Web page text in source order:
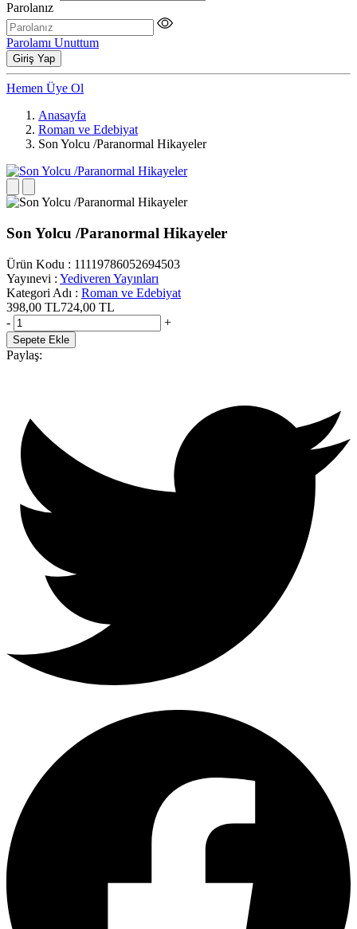
Parolanız
Parolamı Unuttum
Giriş Yap
Hemen Üye Ol
Anasayfa
Roman ve Edebiyat
Son Yolcu /Paranormal Hikayeler
Son Yolcu /Paranormal Hikayeler
Ürün Kodu : 11119786052694503
Yayınevi : Yediveren Yayınları
Kategori Adı : Roman ve Edebiyat
398,00 TL724,00 TL
-
+
Sepete Ekle
Paylaş: